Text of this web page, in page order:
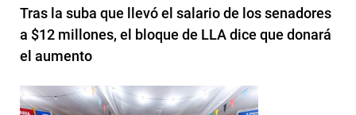
Tras la suba que llevó el salario de los senadores
a $12 millones, el bloque de LLA dice que donará
el aumento